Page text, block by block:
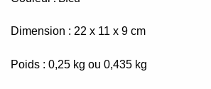
Dimension : 22 x 11 x 9 cm
Poids : 0,25 kg ou 0,435 kg